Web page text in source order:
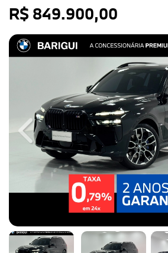
R$ 849.900,00
Previous